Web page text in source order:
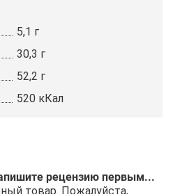
5,1 г
30,3 г
52,2 г
520 кКал
рецензию первым...
товар. Пожалуйста,